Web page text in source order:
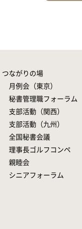
つながりの場
月例会（東京）
秘書管理職フォーラム
支部活動（関西）
支部活動（九州）
全国秘書会議
理事長ゴルフコンペ
親睦会
シニアフォーラム